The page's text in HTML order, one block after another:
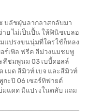
บลัชฝุ่นลากลาสกลับมา
ย ไม่เป็นปื้น ให้ฟินิชเบลอ
แปรงขนนุ่มที่ใครใช้ก็หลง
ร์เพิล ฟรีค สีม่วงนมชมพู
สีชมพูนม 03 เบบี้ดอลล์
เมด สีมิวท์ เบจ และสีมิวท์
ะปิ 06 เซอร์ทิฟายด์
แดด มีแปรงในตลับ แถม